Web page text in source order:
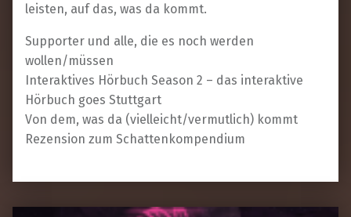
leisten, auf das, was da kommt.
Supporter und alle, die es noch werden
wollen/müssen
Interaktives Hörbuch Season 2 – das interaktive
Hörbuch goes Stuttgart
Von dem, was da (vielleicht/vermutlich) kommt
Rezension zum Schattenkompendium